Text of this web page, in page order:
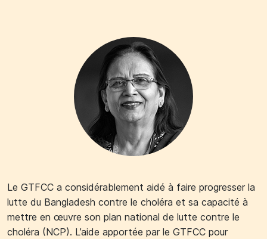
Le GTFCC a considérablement aidé à faire progresser la
lutte du Bangladesh contre le choléra et sa capacité à
mettre en œuvre son plan national de lutte contre le
choléra (NCP). L’aide apportée par le GTFCC pour